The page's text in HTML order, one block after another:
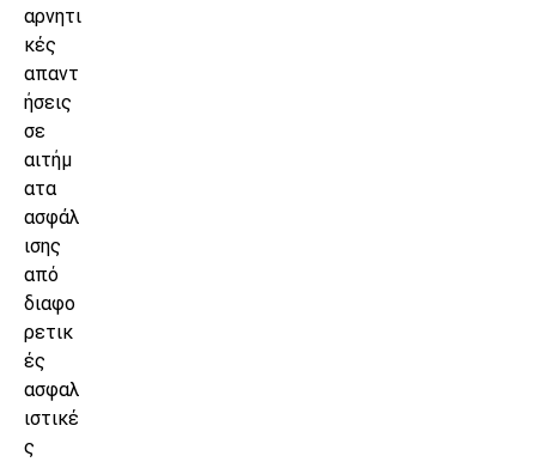
αρνητι
κές
απαντ
ήσεις
σε
αιτήμ
ατα
ασφάλ
ισης
από
διαφο
ρετικ
ές
ασφαλ
ιστικέ
ς